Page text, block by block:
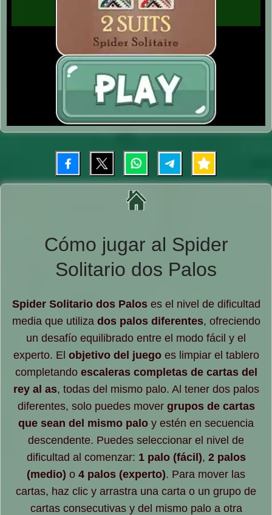
Cómo jugar al Spider
Solitario dos Palos
Spider Solitario dos Paloses el nivel de dificultad
media que utiliza dos palos diferentes, ofreciendo
un desafío equilibrado entre el modo fácil y el
experto. El objetivo del juegoes limpiar el tablero
completando escaleras completas de cartas del
rey al as, todas del mismo palo. Al tener dos palos
diferentes, solo puedes mover grupos de cartas
que sean del mismo palo y estén en secuencia
descendente. Puedes seleccionar el nivel de
dificultad al comenzar: 1 palo (fácil), 2 palos
(medio) o 4 palos (experto). Para mover las
cartas, haz clic y arrastra una carta o un grupo de
cartas consecutivas y del mismo palo a otra